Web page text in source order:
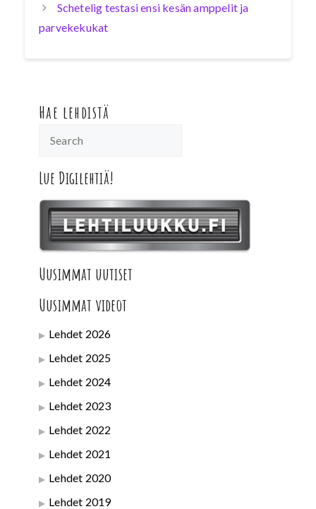
Schetelig testasi ensi kesän amppelit ja
parvekekukat
Hae lehdistä
Lue Digilehtiä!
Uusimmat uutiset
Uusimmat videot
Lehdet 2026
Lehdet 2025
Lehdet 2024
Lehdet 2023
Lehdet 2022
Lehdet 2021
Lehdet 2020
Lehdet 2019